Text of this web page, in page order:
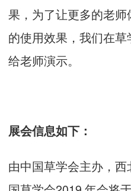
果，为了让更多的老师
的使用效果，我们在
给老师演示。
展会信息如下：
由中国草学会主办，